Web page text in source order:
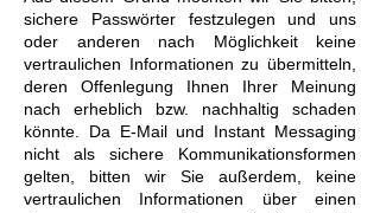
sichere Passwörter festzulegen und uns
oder anderen nach Möglichkeit keine
vertraulichen Informationen zu übermitteln,
deren Offenlegung Ihnen Ihrer Meinung
nach erheblich bzw. nachhaltig schaden
könnte. Da E-Mail und Instant Messaging
nicht als sichere Kommunikationsformen
gelten, bitten wir Sie außerdem, keine
vertraulichen Informationen über einen